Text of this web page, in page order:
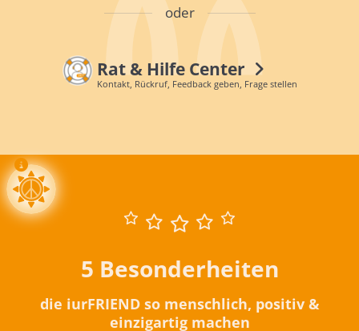
oder
Rat & Hilfe Center
Kontakt, Rückruf, Feedback geben, Frage stellen
5 Besonderheiten
die iurFRIEND so menschlich, positiv &
einzigartig machen